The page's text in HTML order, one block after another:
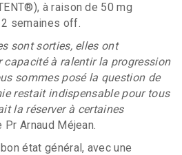
à raison de 50 mg
semaines off.
sont sorties, elles ont
capacité à ralentir la progression
sommes posé la question de
restait indispensable pour tous
la réserver à certaines
Arnaud Méjean.
état général, avec une